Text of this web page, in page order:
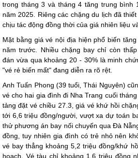
trong tháng 3 và tháng 4 tăng trung bình
năm 2025. Riêng các chặng du lịch đã
chịu tác động đồng thời của giá nhiên liệu
Mặt bằng giá vé nội địa hiện phổ biến
năm trước. Nhiều chặng bay chỉ còn
đán vừa qua khoảng 20 - 30% là minh
"vé rẻ biến mất" đang diễn ra rõ rệt.
Anh Tuấn Phong (39 tuổi, Thái Nguyên)
vé cho hai gia đình đi Nha Trang cuối
tảng đặt vé chiều 27.3, giá vé khứ hồi
tới 6,6 triệu đồng/người, vượt xa dự toán
thử phương án bay nối chuyến qua Đà
đồng, tuy nhiên gia đình có trẻ nhỏ nên
vé bay thẳng khoảng 5,2 triệu đồng/khứ
hoạch. Vé tàu chỉ khoảng 1,6 triệu đồng